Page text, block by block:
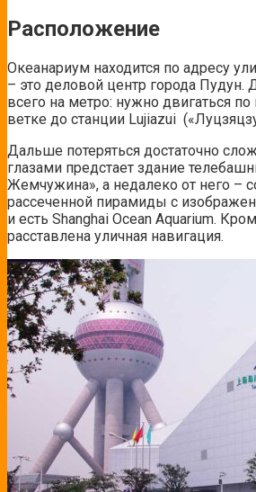
Расположение
Океанариум находится по адресу
– это деловой центр города Пудун.
всего на метро: нужно двигаться по
ветке до станции Lujiazui
Дальше потеряться достаточно
глазами предстает здание
Жемчужина», а недалеко от него –
рассеченной пирамиды с
и есть Shanghai Ocean Aquarium.
расставлена уличная навигация.